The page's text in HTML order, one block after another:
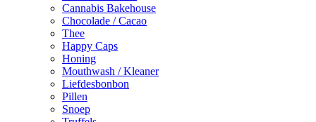
Cannabis Bakehouse
Chocolade / Cacao
Thee
Happy Caps
Honing
Mouthwash / Kleaner
Liefdesbonbon
Pillen
Snoep